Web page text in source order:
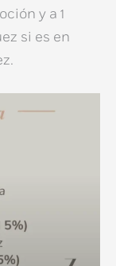
y a 1
si es en